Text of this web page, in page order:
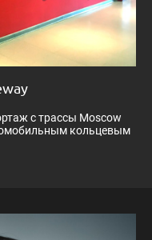
с трассы Moscow
кольцевым